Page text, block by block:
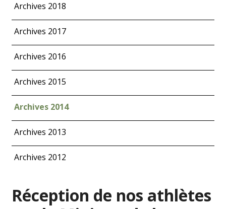
Archives 2018
Archives 2017
Archives 2016
Archives 2015
Archives 2014
Archives 2013
Archives 2012
Réception de nos athlètes